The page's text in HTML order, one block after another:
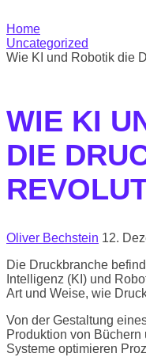
Home
Uncategorized
Wie KI und Robotik die
WIE KI
DIE
Oliver Bechstein 12.
Die Druckbranche
Intelligenz (KI) und
Art und Weise, wie
Von der Gestaltung
Produktion von
Systeme optimieren